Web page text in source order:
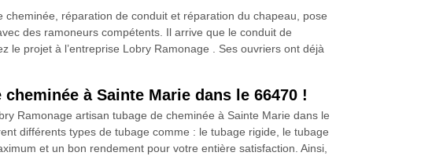
réparation de conduit et réparation du chapeau, pose
des ramoneurs compétents. Il arrive que le conduit de
projet à l’entreprise Lobry Ramonage . Ses ouvriers ont déjà
à Sainte Marie dans le 66470 !
Ramonage artisan tubage de cheminée à Sainte Marie dans le
différents types de tubage comme : le tubage rigide, le tubage
et un bon rendement pour votre entière satisfaction. Ainsi,